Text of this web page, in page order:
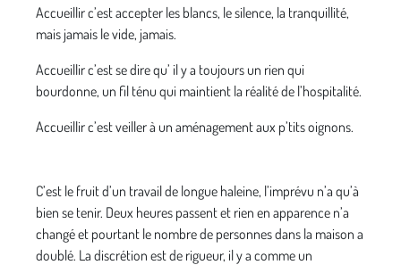
Accueillir c’est accepter les blancs, le silence, la tranquillité,
mais jamais le vide, jamais.
Accueillir c’est se dire qu’ il y a toujours un rien qui
bourdonne, un fil ténu qui maintient la réalité de l’hospitalité.
Accueillir c’est veiller à un aménagement aux p’tits oignons.
C’est le fruit d’un travail de longue haleine, l’imprévu n’a qu’à
bien se tenir. Deux heures passent et rien en apparence n’a
changé et pourtant le nombre de personnes dans la maison a
doublé. La discrétion est de rigueur, il y a comme un